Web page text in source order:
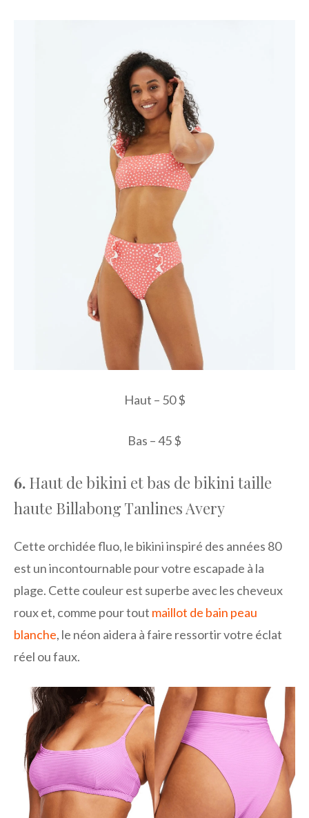
Haut – 50 $
Bas – 45 $
6. Haut de bikini et bas de bikini taille
haute Billabong Tanlines Avery
Cette orchidée fluo, le bikini inspiré des années 80
est un incontournable pour votre escapade à la
plage. Cette couleur est superbe avec les cheveux
roux et, comme pour tout maillot de bain peau
blanche, le néon aidera à faire ressortir votre éclat
réel ou faux.